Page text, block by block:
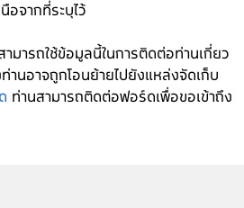
จากที่ระบุไว้
มารถใช้ข้อมูลนี้ในการติดต่อท่านเกี่ยว
นอาจถูกโอนย้ายไปยังแหล่งจัดเก็บ
ท่านสามารถติดต่อฟอร์ดเพื่อขอเข้าถึง